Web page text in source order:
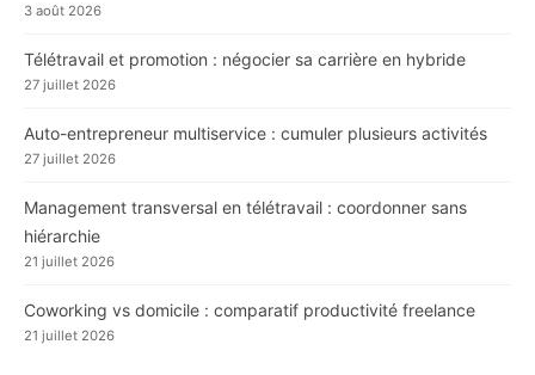
3 août 2026
Télétravail et promotion : négocier sa carrière en hybride
27 juillet 2026
Auto-entrepreneur multiservice : cumuler plusieurs activités
27 juillet 2026
Management transversal en télétravail : coordonner sans
hiérarchie
21 juillet 2026
Coworking vs domicile : comparatif productivité freelance
21 juillet 2026